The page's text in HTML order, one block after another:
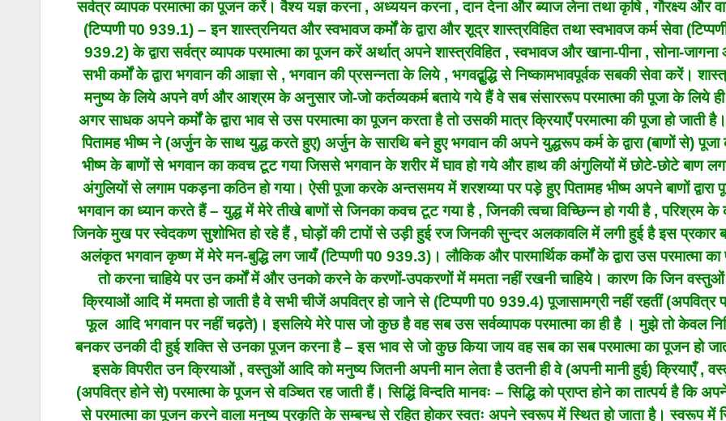
सर्वत्र व्यापक परमात्मा का पूजन करें। वैश्य यज्ञ करना , अध्ययन करना , दान देना और ब्याज लेना तथा कृषि , गौरक्ष्य और
(टिप्पणी प0 939.1) – इन शास्त्रनियत और स्वभावज कर्मों के द्वारा और शूद्र शास्त्रविहित तथा स्वभावज कर्म सेवा
939.2) के द्वारा सर्वत्र व्यापक परमात्मा का पूजन करें अर्थात् अपने शास्त्रविहित , स्वभावज और खाना-पीना , सोना-जागना
सभी कर्मों के द्वारा भगवान की आज्ञा से , भगवान की प्रसन्नता के लिये , भगवद्बुद्धि से निष्कामभावपूर्वक सबकी सेवा करें।
मनुष्य के लिये अपने वर्ण और आश्रम के अनुसार जो-जो कर्तव्यकर्म बताये गये हैं वे सब संसाररूप परमात्मा की पूजा के लिये
अगर साधक अपने कर्मों के द्वारा भाव से उस परमात्मा का पूजन करता है तो उसकी मात्र क्रियाएँ परमात्मा की पूजा हो जाती
पितामह भीष्म ने (अर्जुन के साथ युद्ध करते हुए) अर्जुन के सारथि बने हुए भगवान की अपने युद्धरूप कर्म के द्वारा (बाणों से)
भीष्म के बाणों से भगवान का कवच टूट गया जिससे भगवान के शरीर में घाव हो गये और हाथ की अंगुलियों में छोटे-छोटे बाण
अंगुलियों से लगाम पकड़ना कठिन हो गया। ऐसी पूजा करके अन्तसमय में शरशय्या पर पड़े हुए पितामह भीष्म अपने बाणों द्वारा
भगवान का ध्यान करते हैं – युद्ध में मेरे तीखे बाणों से जिनका कवच टूट गया है , जिनकी त्वचा विच्छिन्न हो गयी है , परिश्रम के
जिनके मुख पर स्वेदकण सुशोभित हो रहे हैं , घोड़ों की टापों से उड़ी हुई रज जिनकी सुन्दर अलकावलि में लगी हुई है इस प्रकार
अलंकृत भगवान कृष्ण में मेरे मन-बुद्धि लग जायँ (टिप्पणी प0 939.3)। लौकिक और पारमार्थिक कर्मों के द्वारा उस परमात्मा
तो करना चाहिये पर उन कर्मों में और उनको करने के करणों-उपकरणों में ममता नहीं रखनी चाहिये। कारण कि जिन
क्रियाओं आदि में ममता हो जाती है वे सभी चीजें अपवित्र हो जाने से (टिप्पणी प0 939.4) पूजासामग्री नहीं रहतीं (अपवित्र
फूल आदि भगवान पर नहीं चढ़ते)। इसलिये मेरे पास जो कुछ है वह सब उस सर्वव्यापक परमात्मा का ही है । मुझे तो केवल
बनकर उनकी दी हुई शक्ति से उनका पूजन करना है – इस भाव से जो कुछ किया जाय वह सब का सब परमात्मा का पूजन हो
इसके विपरीत उन क्रियाओं , वस्तुओं आदि को मनुष्य जितनी अपनी मान लेता है उतनी ही वे (अपनी मानी हुई) क्रियाएँ ,
(अपवित्र होने से) परमात्मा के पूजन से वञ्चित रह जाती हैं। सिद्धिं विन्दति मानवः – सिद्धि को प्राप्त होने का तात्पर्य है कि
से परमात्मा का पूजन करने वाला मनुष्य प्रकृति के सम्बन्ध से रहित होकर स्वतः अपने स्वरूप में स्थित हो जाता है। स्वरूप में